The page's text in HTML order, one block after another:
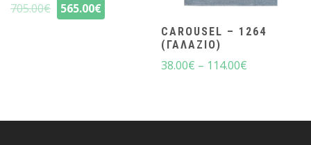
705.00€ 565.00€
CAROUSEL – 1264
(ΓΑΛΆΖΙΟ)
38.00€ – 114.00€